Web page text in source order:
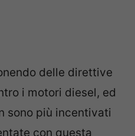
delle direttive
i motori diesel, ed
sono più incentivati
con questa